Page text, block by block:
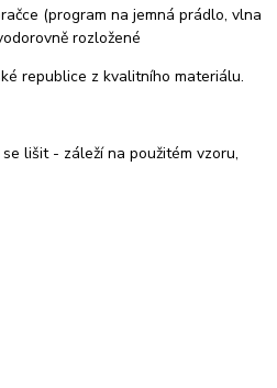
(program na jemná prádlo, vlna
rozložené
republice z kvalitního materiálu.
se lišit - záleží na použitém vzoru,